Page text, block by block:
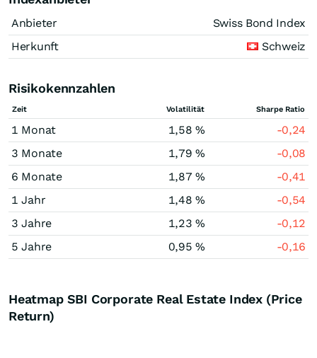
Anbieter
Swiss Bond Index
Herkunft
Schweiz
Risikokennzahlen
Zeit Volatilität Sharpe Ratio
1 Monat 1,58 %
-0,24
3 Monate
1,79 %
-0,08
6 Monate
1,87 %
-0,41
1 Jahr
1,48 %
-0,54
3 Jahre
1,23 %
-0,12
5 Jahre
0,95 % -0,16
Heatmap SBI Corporate Real Estate Index (Price
Return)